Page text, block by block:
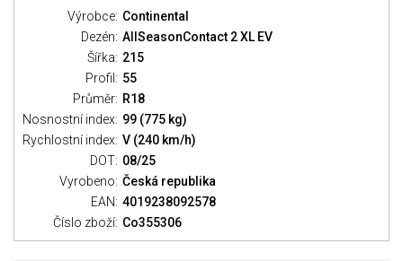
Výrobce: Continental
Dezén: AllSeasonContact 2 XL EV
Šířka: 215
Profil: 55
Průměr: R18
Nosnostní index: 99 (775 kg)
Rychlostní index: V (240 km/h)
DOT: 08/25
Vyrobeno: Česká republika
EAN: 4019238092578
Číslo zboží: Co355306